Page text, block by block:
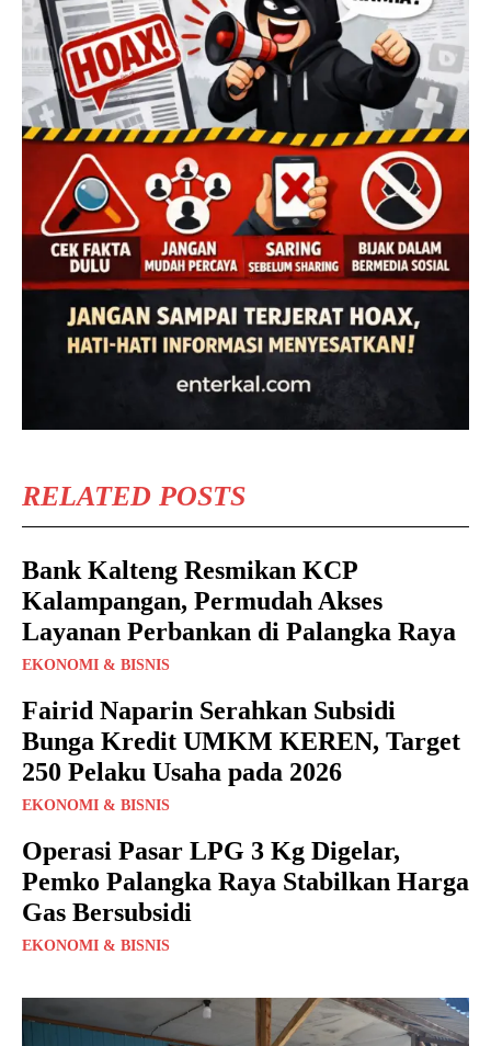
RELATED POSTS
Bank Kalteng Resmikan KCP
Kalampangan, Permudah Akses
Layanan Perbankan di Palangka Raya
EKONOMI & BISNIS
Fairid Naparin Serahkan Subsidi
Bunga Kredit UMKM KEREN, Target
250 Pelaku Usaha pada 2026
EKONOMI & BISNIS
Operasi Pasar LPG 3 Kg Digelar,
Pemko Palangka Raya Stabilkan Harga
Gas Bersubsidi
EKONOMI & BISNIS